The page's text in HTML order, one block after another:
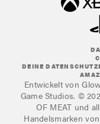
DEINE
Entwickelt von
Game Studios. ©
OF MEAT und
Handelsmarken